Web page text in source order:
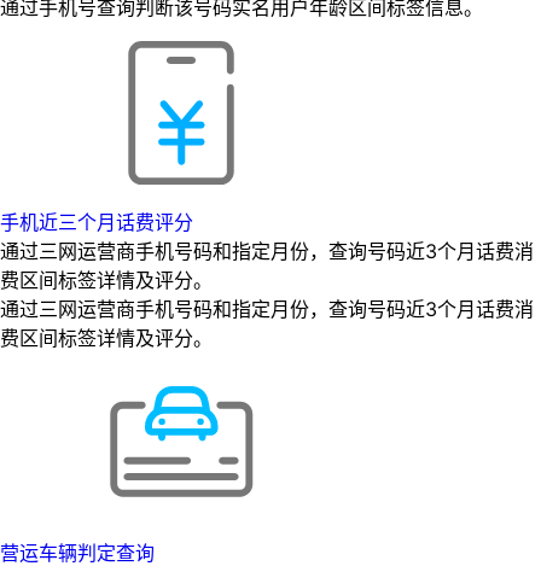
通过手机号查询判断该号码实名用户年龄区间标签信息。
手机近三个月话费评分
通过三网运营商手机号码和指定月份，查询号码近3个月话费消
费区间标签详情及评分。
通过三网运营商手机号码和指定月份，查询号码近3个月话费消
费区间标签详情及评分。
营运车辆判定查询